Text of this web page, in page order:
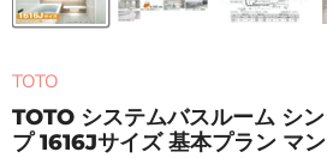
TOTO
TOTO システムバスルーム シ
プ 1616Jサイズ 基本プラン マ